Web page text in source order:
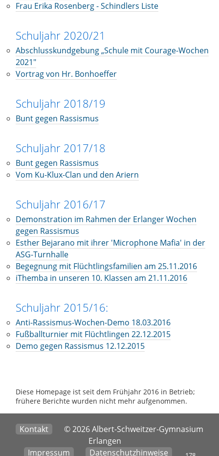
Frau Erika Rosenberg - Schindlers Liste
Schuljahr 2020/21
Abschlusskundgebung „Schule mit Courage-Wochen
2021"
Vortrag von Hr. Bonhoeffer
Schuljahr 2018/19
Bunt gegen Rassismus
Schuljahr 2017/18
Bunt gegen Rassismus
Vom Ku-Klux-Clan und den Ariern
Schuljahr 2016/17
Demonstration im Rahmen der Erlanger Wochen
gegen Rassismus
Esther Bejarano mit ihrer 'Microphone Mafia' in der
ASG-Turnhalle
Begegnung mit Flüchtlingsfamilien am 25.11.2016
iThemba in unseren 10. Klassen am 21.11.2016
Schuljahr 2015/16:
Anti-Rassismus-Wochen-Demo 18.03.2016
Fußballturnier mit Flüchtlingen 22.12.2015
Demo gegen Rassismus 12.12.2015
Diese Homepage ist seit dem Frühjahr 2016 in Betrieb;
frühere Berichte wurden nicht mehr aufgenommen.
Kontakt
© 2026 Albert-Schweitzer-Gymnasium
Erlangen
Impressum
Datenschutzhinweise